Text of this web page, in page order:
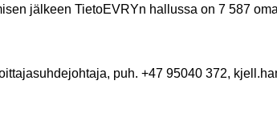
jälkeen TietoEVRYn hallussa on 7 587
puh. +47 95040 372,